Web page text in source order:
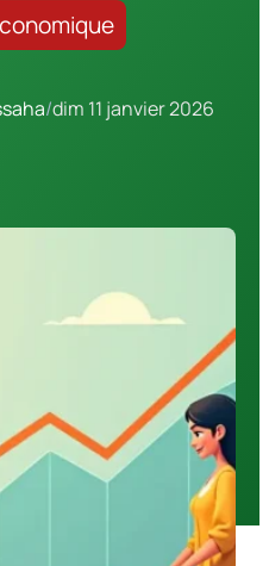
/dim 11 janvier 2026